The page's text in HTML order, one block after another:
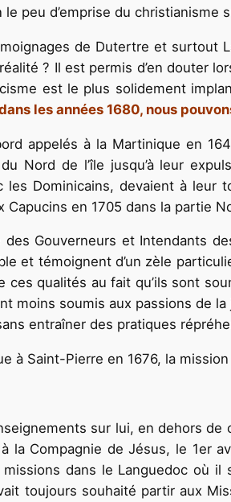
peu d’emprise du christianisme
de Dutertre et surtout
est le plus solidement
les années 1680, nous
appelés à la Martinique en
Nord de l’île jusqu’à leur
les Dominicains, devaient à
Capucins en 1705 dans la partie
des Gouverneurs et Intendants
et témoi­gnent d’un zèle
qualités au fait qu’ils sont
moins soumis aux passions de
entraîner des pratiques
à Saint-Pierre en 1676, la
sur lui, en dehors
la Compagnie de Jésus, le 1er
dans le Languedoc où il
toujours souhaité partir aux